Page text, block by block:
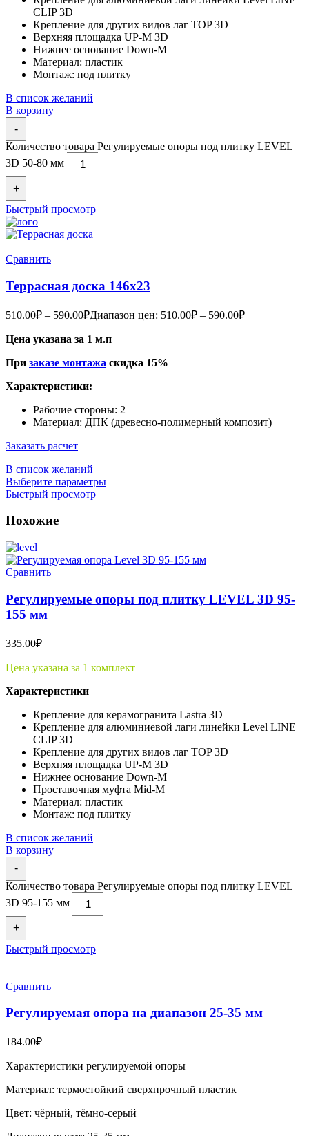
CLIP 3D
Крепление для других видов лаг TOP 3D
Верхняя площадка UP-M 3D
Нижнее основание Down-M
Материал: пластик
Монтаж: под плитку
В список желаний
В корзину
-
Количество товара Регулируемые опоры под плитку LEVEL
3D 50-80 мм
+
Быстрый просмотр
Сравнить
Террасная доска 146х23
510.00₽ – 590.00₽Диапазон цен: 510.00₽ – 590.00₽
Цена указана за 1 м.п
При заказе монтажа скидка 15%
Характеристики:
Рабочие стороны: 2
Материал: ДПК (древесно-полимерный композит)
Заказать расчет
В список желаний
Выберите параметры
Быстрый просмотр
Похожие
Сравнить
Регулируемые опоры под плитку LEVEL 3D 95-
155 мм
335.00₽
Цена указана за 1 комплект
Характеристики
Крепление для керамогранита Lastra 3D
Крепление для алюминиевой лаги линейки Level LINE
CLIP 3D
Крепление для других видов лаг TOP 3D
Верхняя площадка UP-M 3D
Нижнее основание Down-M
Проставочная муфта Mid-M
Материал: пластик
Монтаж: под плитку
В список желаний
В корзину
-
Количество товара Регулируемые опоры под плитку LEVEL
3D 95-155 мм
+
Быстрый просмотр
Сравнить
Регулируемая опора на диапазон 25-35 мм
184.00₽
Характеристики регулируемой опоры
Материал: термостойкий сверхпрочный пластик
Цвет: чёрный, тёмно-серый